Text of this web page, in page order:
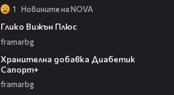
1 Новините на NOVA
Глико Вижън Плюс
framarbg
Хранителна добавка Диабетик
Сапорт+
framarbg